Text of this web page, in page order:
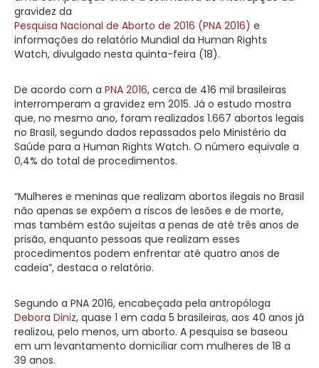
gravidez da
Pesquisa Nacional de Aborto de 2016 (PNA 2016) e
informações do relatório Mundial da Human Rights
Watch, divulgado nesta quinta-feira (18).
De acordo com a PNA 2016, cerca de 416 mil brasileiras
interromperam a gravidez em 2015. Já o estudo mostra
que, no mesmo ano, foram realizados 1.667 abortos legais
no Brasil, segundo dados repassados pelo Ministério da
Saúde para a Human Rights Watch. O número equivale a
0,4% do total de procedimentos.
“Mulheres e meninas que realizam abortos ilegais no Brasil
não apenas se expõem a riscos de lesões e de morte,
mas também estão sujeitas a penas de até três anos de
prisão, enquanto pessoas que realizam esses
procedimentos podem enfrentar até quatro anos de
cadeia”, destaca o relatório.
Segundo a PNA 2016, encabeçada pela antropóloga
Debora Diniz, quase 1 em cada 5 brasileiras, aos 40 anos já
realizou, pelo menos, um aborto. A pesquisa se baseou
em um levantamento domiciliar com mulheres de 18 a
39 anos.